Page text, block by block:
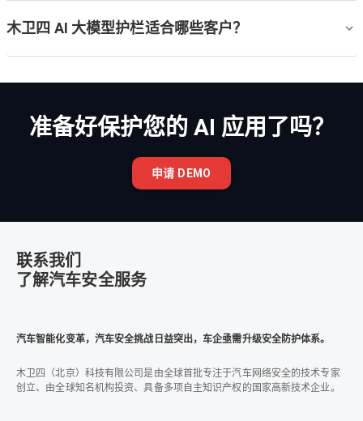
木卫四 AI 大模型护栏适合哪些客户？
准备好保护您的 AI 应用了吗？
申请 DEMO
联系我们
了解汽车安全服务
汽车智能化变革，汽车安全挑战日益突出，车企亟需升级安全防护体系。
木卫四（北京）科技有限公司是由全球首批专注于汽车网络安全的技术专家
创立、由全球知名机构投资、具备多项自主知识产权的国家高新技术企业。